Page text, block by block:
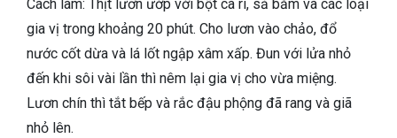
Cách làm: Thịt lươn ướp với bột cà ri, sả băm và các loại
gia vị trong khoảng 20 phút. Cho lươn vào chảo, đổ
nước cốt dừa và lá lốt ngập xâm xấp. Đun với lửa nhỏ
đến khi sôi vài lần thì nêm lại gia vị cho vừa miệng.
Lươn chín thì tắt bếp và rắc đậu phộng đã rang và giã
nhỏ lên.